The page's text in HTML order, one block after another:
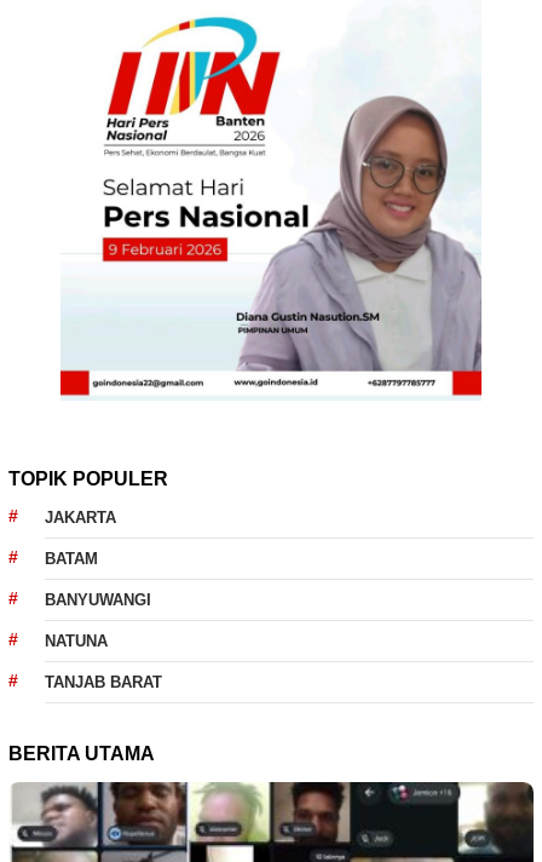
TOPIK POPULER
JAKARTA
BATAM
BANYUWANGI
NATUNA
TANJAB BARAT
BERITA UTAMA